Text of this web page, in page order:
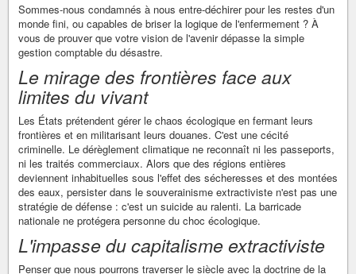
Sommes-nous condamnés à nous entre-déchirer pour les restes d'un
monde fini, ou capables de briser la logique de l'enfermement ? À
vous de prouver que votre vision de l'avenir dépasse la simple
gestion comptable du désastre.
Le mirage des frontières face aux
limites du vivant
Les États prétendent gérer le chaos écologique en fermant leurs
frontières et en militarisant leurs douanes. C'est une cécité
criminelle. Le dérèglement climatique ne reconnaît ni les passeports,
ni les traités commerciaux. Alors que des régions entières
deviennent inhabituelles sous l'effet des sécheresses et des montées
des eaux, persister dans le souverainisme extractiviste n'est pas une
stratégie de défense : c'est un suicide au ralenti. La barricade
nationale ne protégera personne du choc écologique.
L'impasse du capitalisme extractiviste
Penser que nous pourrons traverser le siècle avec la doctrine de la